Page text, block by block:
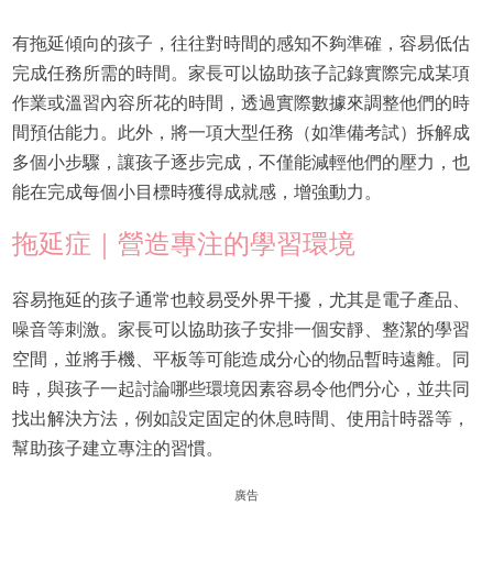
有拖延傾向的孩子，往往對時間的感知不夠準確，容易低估
完成任務所需的時間。家長可以協助孩子記錄實際完成某項
作業或溫習內容所花的時間，透過實際數據來調整他們的時
間預估能力。此外，將一項大型任務（如準備考試）拆解成
多個小步驟，讓孩子逐步完成，不僅能減輕他們的壓力，也
能在完成每個小目標時獲得成就感，增強動力。
拖延症｜營造專注的學習環境
容易拖延的孩子通常也較易受外界干擾，尤其是電子產品、
噪音等刺激。家長可以協助孩子安排一個安靜、整潔的學習
空間，並將手機、平板等可能造成分心的物品暫時遠離。同
時，與孩子一起討論哪些環境因素容易令他們分心，並共同
找出解決方法，例如設定固定的休息時間、使用計時器等，
幫助孩子建立專注的習慣。
廣告